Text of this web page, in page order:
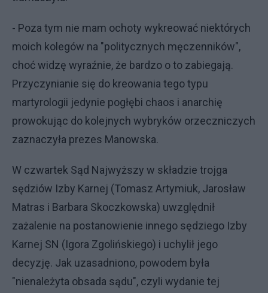
- Poza tym nie mam ochoty wykreować niektórych
moich kolegów na "politycznych męczenników",
choć widzę wyraźnie, że bardzo o to zabiegają.
Przyczynianie się do kreowania tego typu
martyrologii jedynie pogłębi chaos i anarchię
prowokując do kolejnych wybryków orzeczniczych
zaznaczyła prezes Manowska.
W czwartek Sąd Najwyższy w składzie trojga
sędziów Izby Karnej (Tomasz Artymiuk, Jarosław
Matras i Barbara Skoczkowska) uwzględnił
zażalenie na postanowienie innego sędziego Izby
Karnej SN (Igora Zgolińskiego) i uchylił jego
decyzję. Jak uzasadniono, powodem była
"nienależyta obsada sądu", czyli wydanie tej